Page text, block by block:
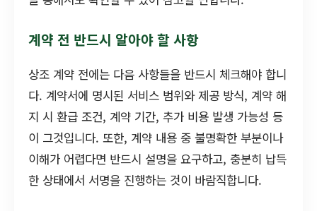
계약 전 반드시 알아야 할 사항
상조 계약 전에는 다음 사항들을 반드시 체크해야 합니
다. 계약서에 명시된 서비스 범위와 제공 방식, 계약 해
지 시 환급 조건, 계약 기간, 추가 비용 발생 가능성 등
이 그것입니다. 또한, 계약 내용 중 불명확한 부분이나
이해가 어렵다면 반드시 설명을 요구하고, 충분히 납득
한 상태에서 서명을 진행하는 것이 바람직합니다.